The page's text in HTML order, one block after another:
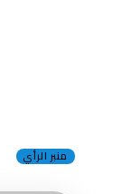
منبر الرأي